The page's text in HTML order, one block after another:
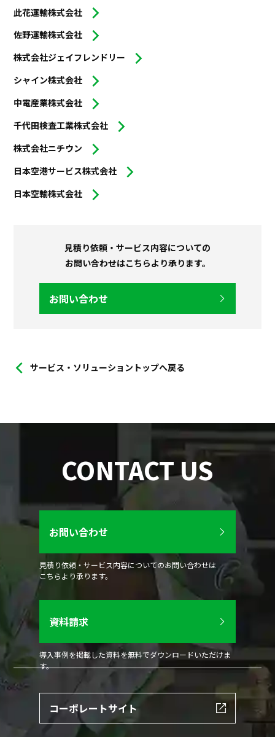
此花運輸株式会社
佐野運輸株式会社
株式会社ジェイフレンドリー
シャイン株式会社
中電産業株式会社
千代田検査工業株式会社
株式会社ニチウン
日本空港サービス株式会社
日本空輸株式会社
見積り依頼・サービス内容についての
お問い合わせはこちらより承ります。
お問い合わせ
サービス・ソリューショントップへ戻る
CONTACT US
お問い合わせ
見積り依頼・サービス内容についてのお問い合わせは
こちらより承ります。
資料請求
導入事例を掲載した資料を無料でダウンロードいただけま
す。
コーポレートサイト